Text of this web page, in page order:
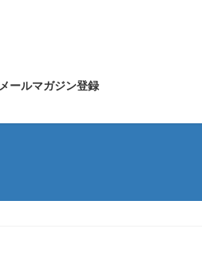
メールマガジン登録